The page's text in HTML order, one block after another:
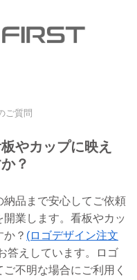
ご質問
やカップに映え
？
納品まで安心してご依頼
業します。看板やカッ
？ (ロゴデザイン注文
答えしています。ロゴ
不明な場合にご利用く